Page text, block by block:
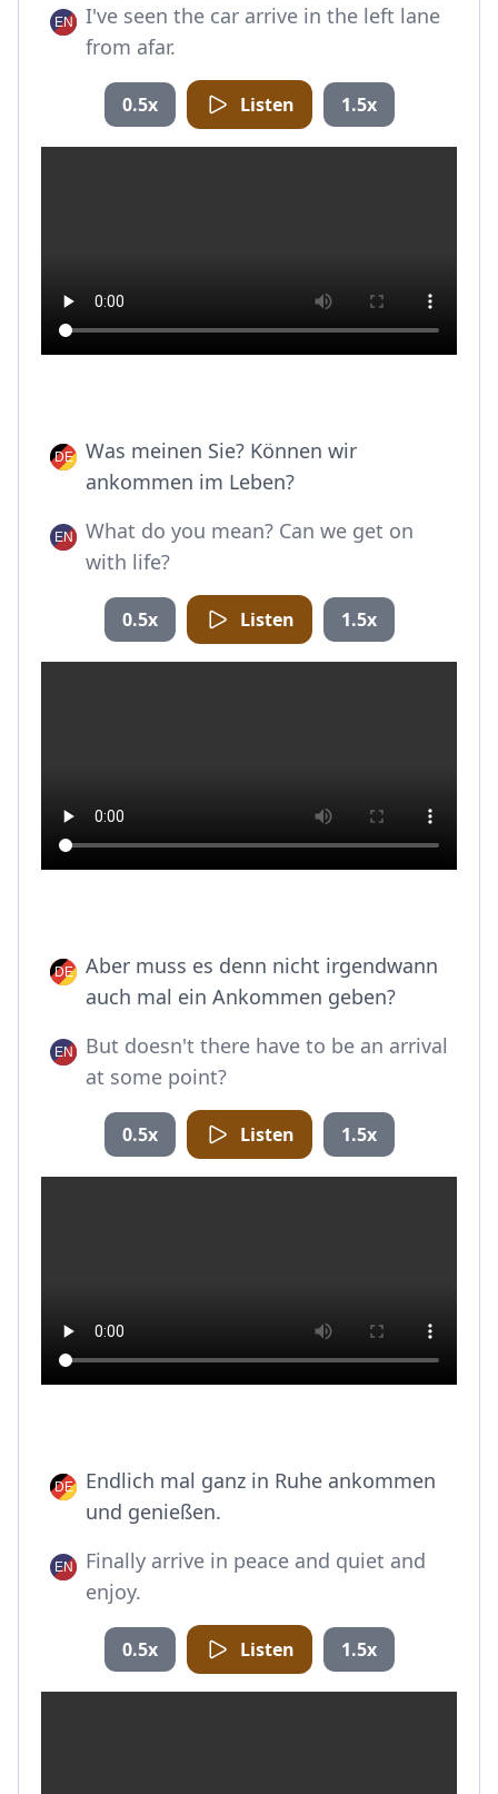
I've seen the car arrive in the left lane
from afar.
0.5x Listen 1.5x
Was meinen Sie? Können wir
ankommen im Leben?
What do you mean? Can we get on
with life?
0.5x Listen 1.5x
Aber muss es denn nicht irgendwann
auch mal ein Ankommen geben?
But doesn't there have to be an arrival
at some point?
0.5x Listen 1.5x
Endlich mal ganz in Ruhe ankommen
und genießen.
Finally arrive in peace and quiet and
enjoy.
0.5x Listen 1.5x